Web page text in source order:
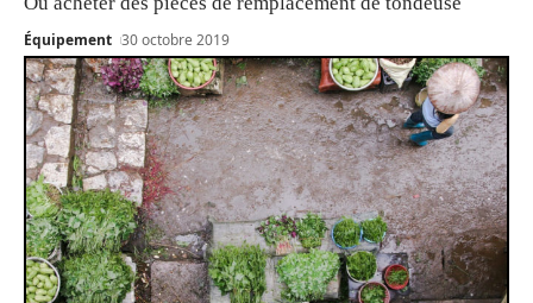
Équipement 30 octobre 2019